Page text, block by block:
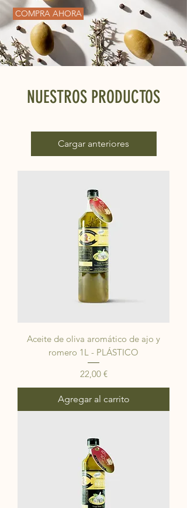
COMPRA AHORA
NUESTROS PRODUCTOS
Cargar anteriores
Aceite de oliva aromático de ajo y
romero 1L - PLÁSTICO
Precio
22,00 €
Agregar al carrito